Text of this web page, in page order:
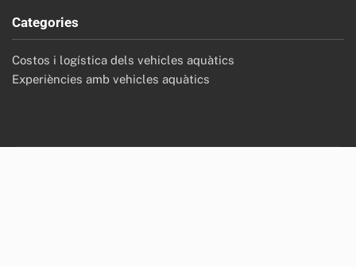
Categories
Costos i logística dels vehicles aquàtics
Experiències amb vehicles aquàtics